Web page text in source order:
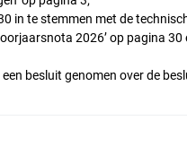
in te stemmen met de
2026’ op pagina 30
besluit genomen over de